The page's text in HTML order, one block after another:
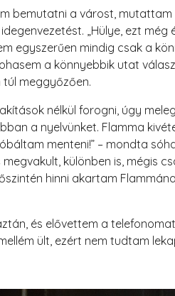
bemutatni a várost, mutattam
„Hülye, ezt
egyszerűen mindig csak a
a könnyebbik utat
túl meggyőzően.
nélkül forogni, úgy
a nyelvünket. Flamma
menteni!” – mondta
különben is, mégis
hinni akartam
és elővettem a
ült, ezért nem tudtam